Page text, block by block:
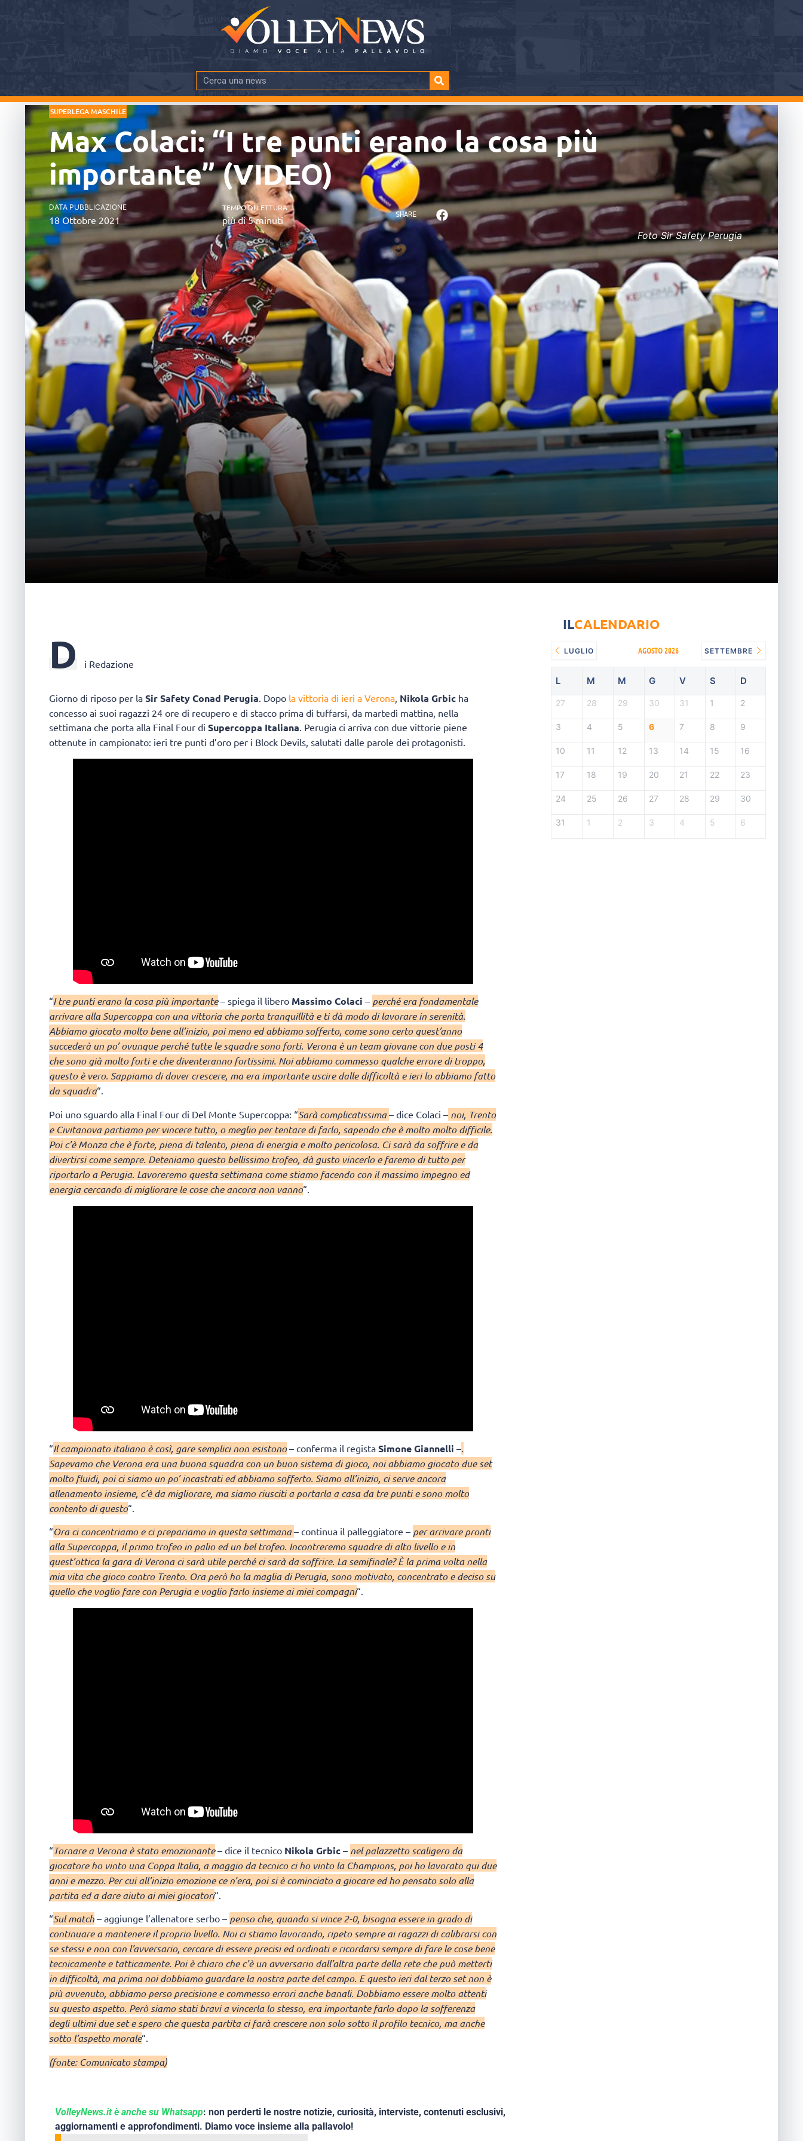
SUPERLEGA MASCHILE
Max Colaci: “I tre punti erano la cosa più
importante” (VIDEO)
DATA PUBBLICAZIONE
18 Ottobre 2021
TEMPO DI LETTURA
più di 5 minuti SHARE
Foto Sir Safety Perugia
D i Redazione
Giorno di riposo per la Sir Safety Conad Perugia. Dopo la vittoria di ieri a Verona, Nikola Grbic ha
concesso ai suoi ragazzi 24 ore di recupero e di stacco prima di tuffarsi, da martedì mattina, nella
settimana che porta alla Final Four di Supercoppa Italiana. Perugia ci arriva con due vittorie piene
ottenute in campionato: ieri tre punti d’oro per i Block Devils, salutati dalle parole dei protagonisti.
“I tre punti erano la cosa più importante– spiega il libero Massimo Colaci – perché era fondamentale
arrivare alla Supercoppa con una vittoria che porta tranquillità e ti dà modo di lavorare in serenità.
Abbiamo giocato molto bene all’inizio, poi meno ed abbiamo sofferto, come sono certo quest’anno
succederà un po’ ovunque perché tutte le squadre sono forti. Verona è un team giovane con due posti 4
che sono già molto forti e che diventeranno fortissimi. Noi abbiamo commesso qualche errore di troppo,
questo è vero. Sappiamo di dover crescere, ma era importante uscire dalle difficoltà e ieri lo abbiamo fatto
da squadra“.
Poi uno sguardo alla Final Four di Del Monte Supercoppa: “Sarà complicatissima– dice Colaci – noi, Trento
e Civitanova partiamo per vincere tutto, o meglio per tentare di farlo, sapendo che è molto molto difficile.
Poi c’è Monza che è forte, piena di talento, piena di energia e molto pericolosa. Ci sarà da soffrire e da
divertirsi come sempre. Deteniamo questo bellissimo trofeo, dà gusto vincerlo e faremo di tutto per
riportarlo a Perugia. Lavoreremo questa settimana come stiamo facendo con il massimo impegno ed
energia cercando di migliorare le cose che ancora non vanno“.
“Il campionato italiano è così, gare semplici non esistono– conferma il regista Simone Giannelli –.
Sapevamo che Verona era una buona squadra con un buon sistema di gioco, noi abbiamo giocato due set
molto fluidi, poi ci siamo un po’ incastrati ed abbiamo sofferto. Siamo all’inizio, ci serve ancora
allenamento insieme, c’è da migliorare, ma siamo riusciti a portarla a casa da tre punti e sono molto
contento di questo“.
“Ora ci concentriamo e ci prepariamo in questa settimana– continua il palleggiatore – per arrivare pronti
alla Supercoppa, il primo trofeo in palio ed un bel trofeo. Incontreremo squadre di alto livello e in
quest’ottica la gara di Verona ci sarà utile perché ci sarà da soffrire. La semifinale? È la prima volta nella
mia vita che gioco contro Trento. Ora però ho la maglia di Perugia, sono motivato, concentrato e deciso su
quello che voglio fare con Perugia e voglio farlo insieme ai miei compagni“.
“Tornare a Verona è stato emozionante– dice il tecnico Nikola Grbic – nel palazzetto scaligero da
giocatore ho vinto una Coppa Italia, a maggio da tecnico ci ho vinto la Champions, poi ho lavorato qui due
anni e mezzo. Per cui all’inizio emozione ce n’era, poi si è cominciato a giocare ed ho pensato solo alla
partita ed a dare aiuto ai miei giocatori“.
“Sul match – aggiunge l’allenatore serbo – penso che, quando si vince 2-0, bisogna essere in grado di
continuare a mantenere il proprio livello. Noi ci stiamo lavorando, ripeto sempre ai ragazzi di calibrarsi con
se stessi e non con l’avversario, cercare di essere precisi ed ordinati e ricordarsi sempre di fare le cose bene
tecnicamente e tatticamente. Poi è chiaro che c’è un avversario dall’altra parte della rete che può metterti
in difficoltà, ma prima noi dobbiamo guardare la nostra parte del campo. E questo ieri dal terzo set non è
più avvenuto, abbiamo perso precisione e commesso errori anche banali. Dobbiamo essere molto attenti
su questo aspetto. Però siamo stati bravi a vincerla lo stesso, era importante farlo dopo la sofferenza
degli ultimi due set e spero che questa partita ci farà crescere non solo sotto il profilo tecnico, ma anche
sotto l’aspetto morale“.
(fonte: Comunicato stampa)
VolleyNews.it è anche su Whatsapp: non perderti le nostre notizie, curiosità, interviste, contenuti esclusivi,
aggiornamenti e approfondimenti. Diamo voce insieme alla pallavolo!
ILCALENDARIO
LUGLIO AGOSTO 2026 SETTEMBRE
L M M G V S D
27 28 29 30 31 1 2
3 4 5 6 7 8 9
10 11 12 13 14 15 16
17 18 19 20 21 22 23
24 25 26 27 28 29 30
31 1 2 3 4 5 6